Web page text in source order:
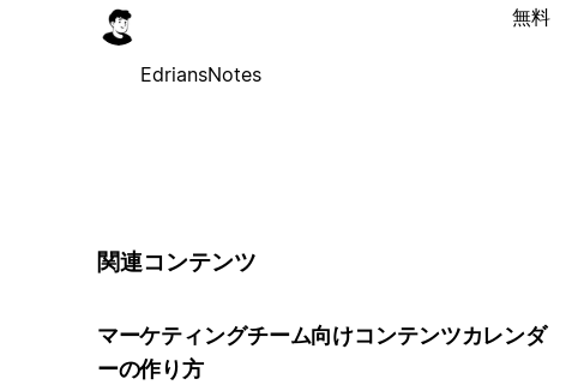
EdriansNotes
無料
関連コンテンツ
マーケティングチーム向けコンテンツカレンダ
ーの作り方